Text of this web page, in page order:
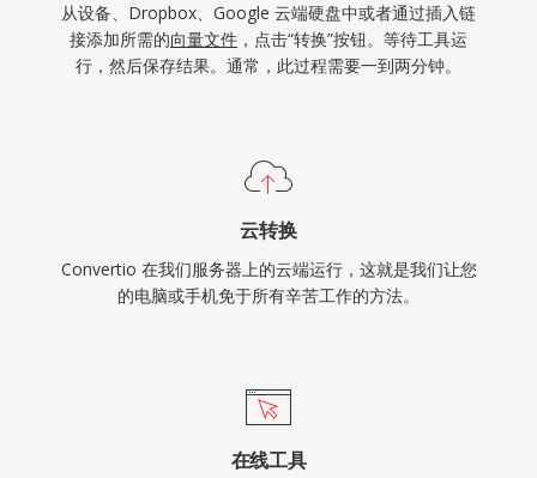
从设备、Dropbox、Google 云端硬盘中或者通过插入链
接添加所需的向量文件 ，点击“转换”按钮。等待工具运
行，然后保存结果。通常，此过程需要一到两分钟。
云转换
Convertio 在我们服务器上的云端运行，这就是我们让您
的电脑或手机免于所有辛苦工作的方法。
在线工具